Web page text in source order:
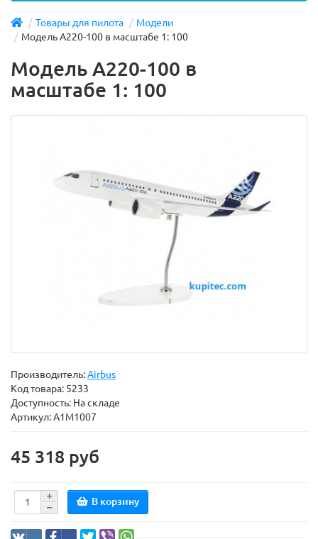
Товары для пилота
Модели
Модель A220-100 в масштабе 1: 100
Модель A220-100 в
масштабе 1: 100
Производитель:Airbus
Код товара: 5233
Доступность: На складе
Артикул: A1M1007
45 318 руб
В корзину